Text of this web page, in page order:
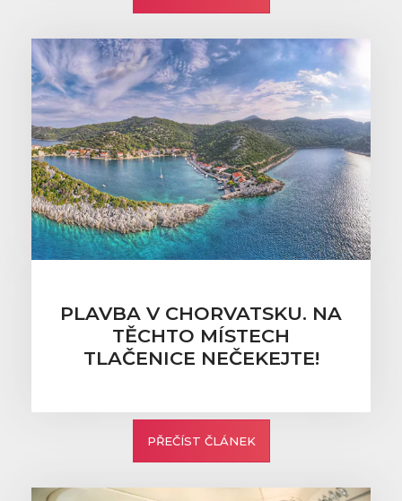
PLAVBA V CHORVATSKU. NA
TĚCHTO MÍSTECH
TLAČENICE NEČEKEJTE!
PŘEČÍST ČLÁNEK